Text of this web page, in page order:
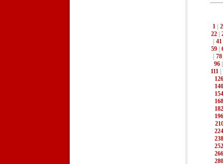
1
2
22|
41
59|
78
96
111|
126
140
154
168
182
196
224
238
252
266
280